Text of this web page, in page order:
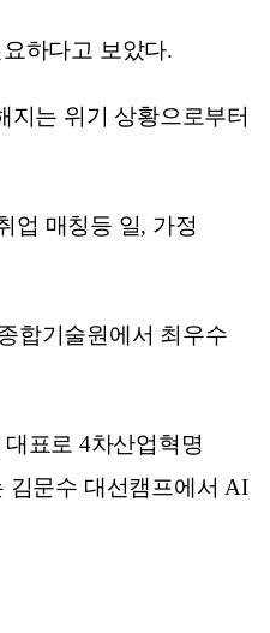
하다고 보았다.
지는 위기 상황으로부터
업 매칭등 일, 가정
합기술원에서 최우수
표로 4차산업혁명
김문수 대선캠프에서 AI